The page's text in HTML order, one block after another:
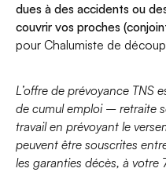
dues à des accidents ou
couvrir vos proches
pour Chalumiste de
L’offre de prévoyance TNS
de cumul emploi – retraite
travail en prévoyant le
peuvent être souscrites
les garanties décès, à votre